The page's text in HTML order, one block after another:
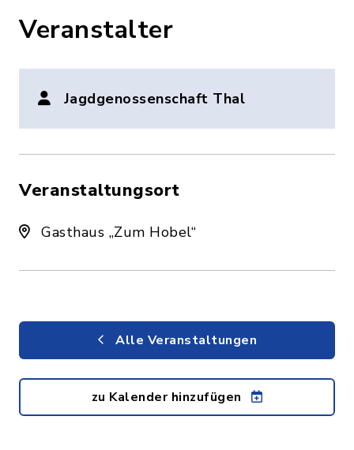
Veranstalter
Jagdgenossenschaft Thal
Veranstaltungsort
Gasthaus „Zum Hobel“
Alle Veranstaltungen
zu Kalender hinzufügen